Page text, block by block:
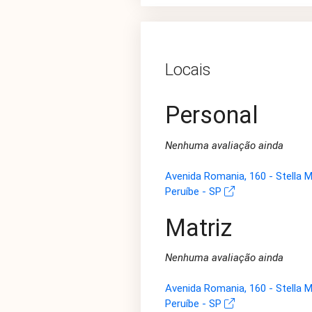
Locais
Personal
Nenhuma avaliação ainda
Avenida Romania, 160 - Stella
Peruíbe - SP
Matriz
Nenhuma avaliação ainda
Avenida Romania, 160 - Stella
Peruíbe - SP